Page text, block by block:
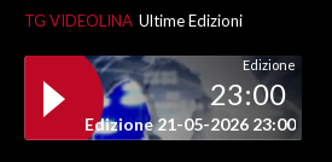
TG VIDEOLINA Ultime Edizioni
Edizione
23:00
Edizione 21-05-2026 23:00